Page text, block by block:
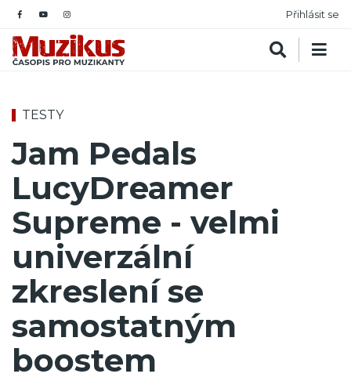
Přihlásit se
TESTY
Jam Pedals
LucyDreamer
Supreme - velmi
univerzální
zkreslení se
samostatným
boostem